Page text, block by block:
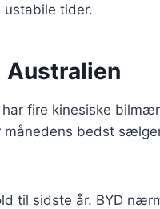
tider.
Australien
fire kinesiske
månedens bedst
til sidste år. BYD